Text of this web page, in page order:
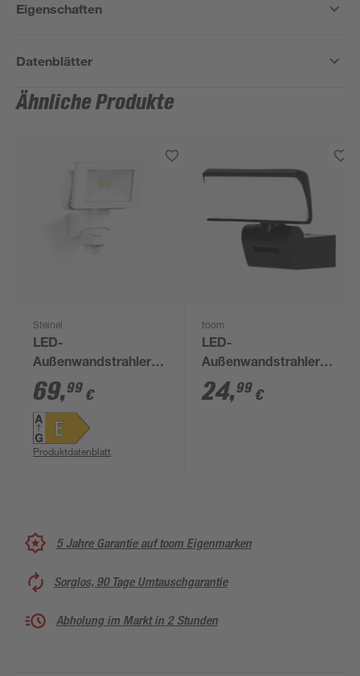
Eigenschaften
Datenblätter
Ähnliche Produkte
Steinel
LED-
Außenwandstrahler
'LS 150/LS 300' mit
Bewegungssensor
14,7 W 1375 lm
neutralweiß IP 44 15,5
x 21 cm
69,99 €
Produktdatenblatt
toom
LED-
Außenwandstrahler
'Seattle' 20 W 1600 lm
warmweiß IP 44 17 x
24,99 €
5 Jahre Garantie auf toom Eigenmarken
Sorglos, 90 Tage Umtauschgarantie
Abholung im Markt in 2 Stunden